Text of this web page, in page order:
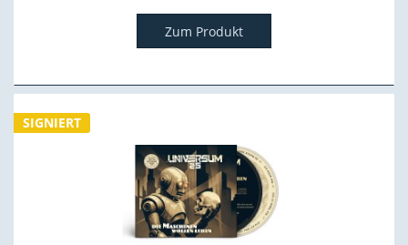
Zum Produkt
SIGNIERT